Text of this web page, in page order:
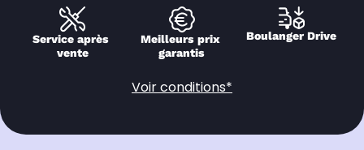
Service après
vente
Meilleurs prix
garantis
Boulanger Drive
Voir conditions*